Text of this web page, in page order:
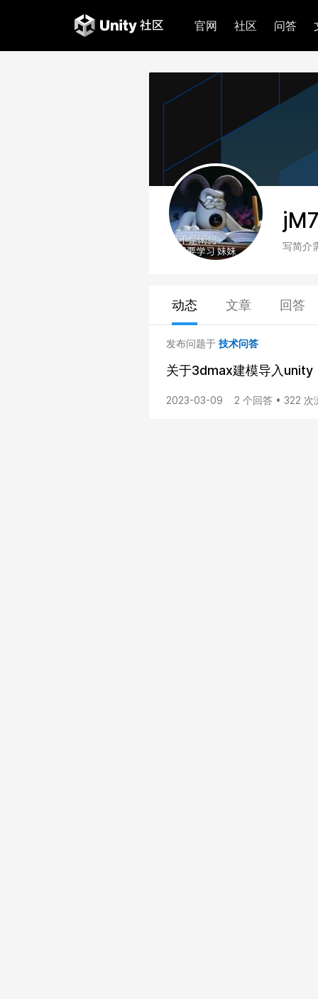
官网 社区 问答
写简介
动态 文章 回答
发布问题于 技术问答
关于3dmax建模导入unity
2023-03-09 2 个回答 • 322 次